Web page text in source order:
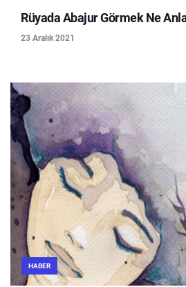
Rüyada Abajur Görmek Ne
23 Aralık 2021
HABER